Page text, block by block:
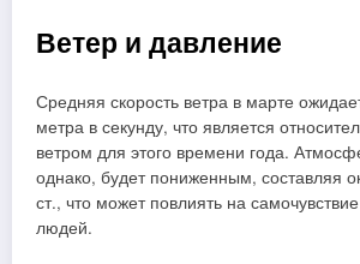
Ветер и давление
Средняя скорость ветра в марте
метра в секунду, что является
ветром для этого времени года.
однако, будет пониженным, составляя
ст., что может повлиять на
людей.